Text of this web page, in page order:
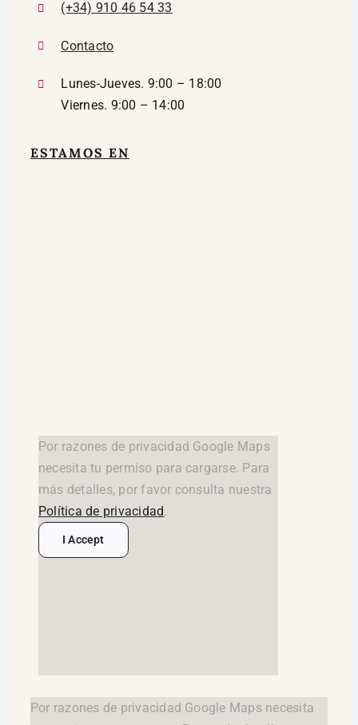
(+34) 910 46 54 33
Contacto
Lunes-Jueves. 9:00 – 18:00
Viernes. 9:00 – 14:00
ESTAMOS EN
Por razones de privacidad Google Maps
necesita tu permiso para cargarse. Para
más detalles, por favor consulta nuestra
Política de privacidad.
I Accept
Por razones de privacidad Google Maps necesita